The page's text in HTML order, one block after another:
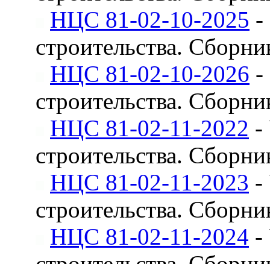
НЦС 81-02-10-2025 -
строительства.
НЦС 81-02-10-2026 -
строительства.
НЦС 81-02-11-2022 -
строительства.
НЦС 81-02-11-2023 -
строительства.
НЦС 81-02-11-2024 -